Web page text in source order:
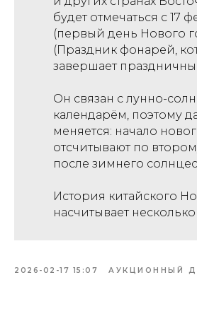
будет отмечаться с 17
(первый день Нового
(Праздник фонарей,
завершает
Он связан с лунно-
календарём, поэтому
меняется: начало
отсчитывают по
после зимнего
История китайского
насчитывает несколько
2026-02-17 15:07 АУКЦИОННЫЙ